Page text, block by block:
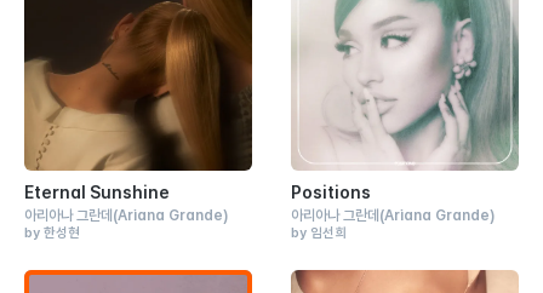
Eternal Sunshine
아리아나 그란데 (Ariana Grande)
by 한성현
Positions
아리아나 그란데 (Ariana Grande)
by 임선희